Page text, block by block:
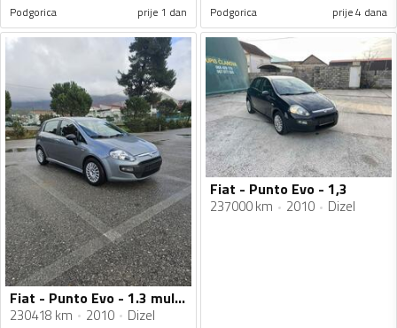
Podgorica prije 1 dan Podgorica prije 4 dana
Fiat - Punto Evo - 1.3 multijet
230418 km 2010 Dizel
Fiat - Punto Evo - 1,3
237000 km 2010 Dizel